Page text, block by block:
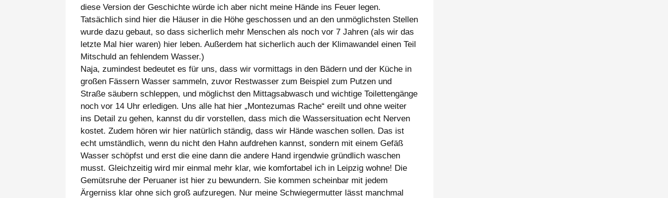
diese Version der Geschichte würde ich aber nicht meine Hände ins Feuer legen.
Tatsächlich sind hier die Häuser in die Höhe geschossen und an den unmöglichsten Stellen
wurde dazu gebaut, so dass sicherlich mehr Menschen als noch vor 7 Jahren (als wir das
letzte Mal hier waren) hier leben. Außerdem hat sicherlich auch der Klimawandel einen Teil
Mitschuld an fehlendem Wasser.)
Naja, zumindest bedeutet es für uns, dass wir vormittags in den Bädern und der Küche in
großen Fässern Wasser sammeln, zuvor Restwasser zum Beispiel zum Putzen und
Straße säubern schleppen, und möglichst den Mittagsabwasch und wichtige Toilettengänge
noch vor 14 Uhr erledigen. Uns alle hat hier „Montezumas Rache“ ereilt und ohne weiter
ins Detail zu gehen, kannst du dir vorstellen, dass mich die Wassersituation echt Nerven
kostet. Zudem hören wir hier natürlich ständig, dass wir Hände waschen sollen. Das ist
echt umständlich, wenn du nicht den Hahn aufdrehen kannst, sondern mit einem Gefäß
Wasser schöpfst und erst die eine dann die andere Hand irgendwie gründlich waschen
musst. Gleichzeitig wird mir einmal mehr klar, wie komfortabel ich in Leipzig wohne! Die
Gemütsruhe der Peruaner ist hier zu bewundern. Sie kommen scheinbar mit jedem
Ärgerniss klar ohne sich groß aufzuregen. Nur meine Schwiegermutter lässt manchmal